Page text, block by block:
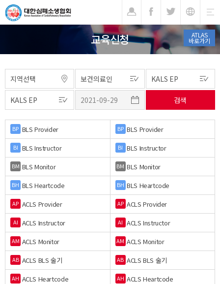
ATLAS
바로가기
교육신청
BP BLS Provider BP BLS Provider
BI BLS Instructor BI BLS Instructor
BM BLS Monitor BM BLS Monitor
BH BLS Heartcode BH BLS Heartcode
AP ACLS Provider AP ACLS Provider
AI ACLS Instructor AI ACLS Instructor
AM ACLS Monitor AM ACLS Monitor
AB ACLS BLS 술기 AB ACLS BLS 술기
AH ACLS Heartcode AH ACLS Heartcode